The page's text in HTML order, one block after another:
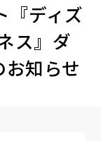
ディズ
ス』ダ
知らせ